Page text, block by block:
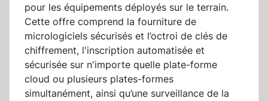
pour les équipements déployés sur le terrain.
Cette offre comprend la fourniture de
micrologiciels sécurisés et l’octroi de clés de
chiffrement, l'inscription automatisée et
sécurisée sur n'importe quelle plate-forme
cloud ou plusieurs plates-formes
simultanément, ainsi qu’une surveillance de la